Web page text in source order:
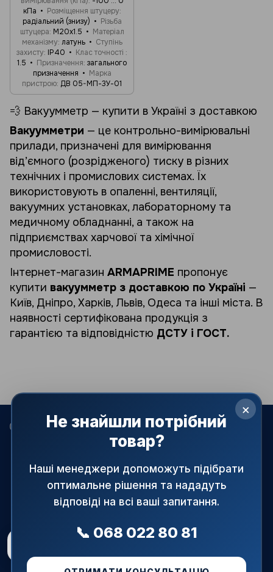
кПа
Розміщення штуцеру
радіальний (знизу)
Різьба
штуцера М20x1.5
Матеріал
механізму латунь
Ступінь
захисту IP40
Клас точності
1.5
Призначення загального
призначення
Марка
пристрою ДВ 05-МП-3У-01
💨 Вакуумметр — купити в Україні з доставкою
Вакуумметри — це контрольно-вимірювальні
прилади, призначені для вимірювання
від’ємного (розрідженого) тиску в різних
технічних і промислових системах. Їх
використовують в опаленні, вентиляції,
вакуумних установках, лабораторному та
медичному обладнанні, а також на
підприємствах харчової та хімічної
промисловості.
Інтернет-магазин ARMAPRIME пропонує
купити вакуумметр з доставкою по Україні —
Київ, Дніпро, Харків, Львів, Одеса та інші міста. В
наявності сертифікована продукція з
гарантією та відповідністю ДСТУ і ГОСТ.
068 022-80-81 099 387-28-27
063 077-69-11
093 971-98-73
Контакти
Повна версія сайту
© 2015—2026
АРМАПРАЙМ — офіційний постачальник
При використанні матеріалів сайту посилання на джерело
Рус Укр
×
Не знайшли потрібний
товар?
Наші менеджери допоможуть підібрати
оптимальне рішення та нададуть
відповіді на всі ваші запитання.
📞 068 022 80 81